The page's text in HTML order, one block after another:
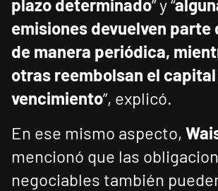
plazo determinado” y “
emisiones devuelven parte
de manera periódica,
otras reembolsan el
vencimiento”, explicó.
En ese mismo aspecto,
mencionó que las
negociables también